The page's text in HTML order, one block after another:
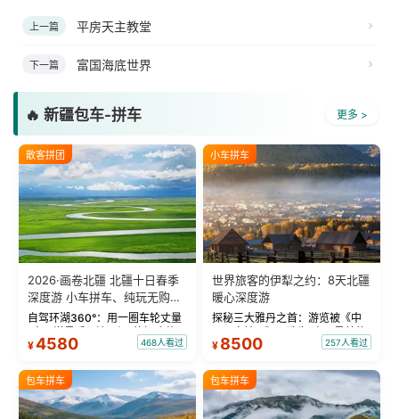
上一篇 平房天主教堂
下一篇 富国海底世界
🔥 新疆包车-拼车 更多 >
散客拼团
2026·画卷北疆 北疆十日春季
深度游 小车拼车、纯玩无购
物！
自驾环湖360°：用一圈车轮丈量
“大西洋最后一滴眼泪”的极致蔚
蓝。 赛湖旅拍：甄选多款风格服
绝美瞬间。 赛湖坦克300跟车视
频：专业摄影师...
¥4580 468人看过
小车拼车
世界旅客的伊犁之约：8天北疆
暖心深度游
探秘三大雅丹之首：游览被《中
国国家地理》评选为“中国最美的
三大雅丹”第一名的克拉玛依魔鬼
瓦人最大村落——禾木村，欣赏
晨雾与小木...
¥ 8500 257人看过
包车拼车 包车拼车